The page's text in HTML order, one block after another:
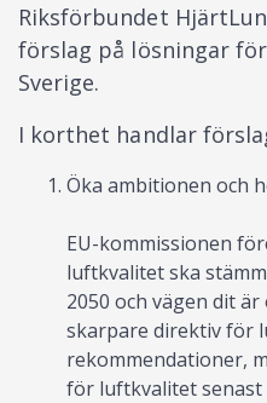
Riksförbundet
förslag på lösningar
Sverige.
I korthet handlar
Öka ambitionen och
EU-kommissionen
luftkvalitet ska
2050 och vägen dit
skarpare direktiv för
rekommendationer,
för luftkvalitet senast